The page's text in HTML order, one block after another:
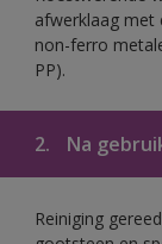
afwerklaag met
non-ferro
PP).
2. Na
Reiniging